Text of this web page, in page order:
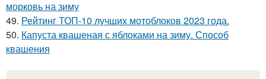
морковь на зиму
49. Рейтинг ТОП-10 лучших мотоблоков 2023 года.
50. Капуста квашеная с яблоками на зиму. Способ
квашения